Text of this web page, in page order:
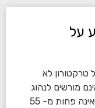
על
טרקטורון לא
אינם מורשים לנהוג
בדרך מהירה שבה יש לנהוג במהירות שאינה פחות מ- 55